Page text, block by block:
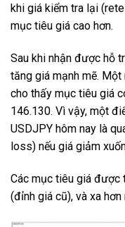
khi giá kiểm tra lại
mục tiêu giá cao hơn.
Sau khi nhận được hỗ
tăng giá mạnh mẽ. Một
cho thấy mục tiêu giá
146.130. Vì vậy, một
USDJPY hôm nay là
loss) nếu giá giảm
Các mục tiêu giá được
(đỉnh giá cũ), và xa